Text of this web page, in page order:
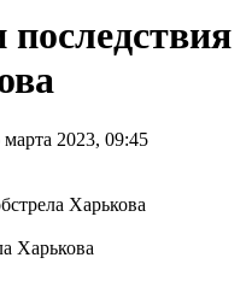
2023, 09:45
Харькова